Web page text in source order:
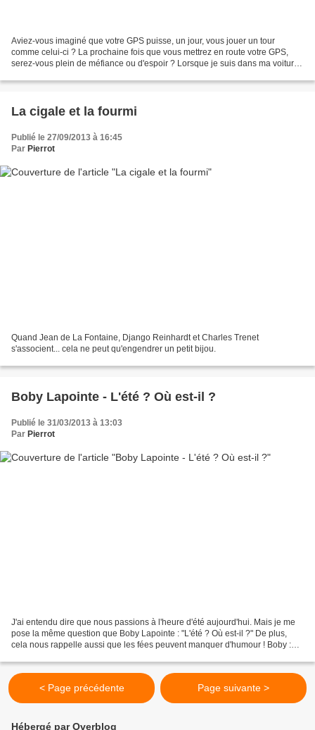
Aviez-vous imaginé que votre GPS puisse, un jour, vous jouer un tour
comme celui-ci ? La prochaine fois que vous mettrez en route votre GPS,
serez-vous plein de méfiance ou d'espoir ? Lorsque je suis dans ma voiture
La cigale et la fourmi
Publié le 27/09/2013 à 16:45
Par Pierrot
Quand Jean de La Fontaine, Django Reinhardt et Charles Trenet
s'associent... cela ne peut qu'engendrer un petit bijou.
Boby Lapointe - L'été ? Où est-il ?
Publié le 31/03/2013 à 13:03
Par Pierrot
J'ai entendu dire que nous passions à l'heure d'été aujourd'hui. Mais je me
pose la même question que Boby Lapointe : "L'été ? Où est-il ?" De plus,
cela nous rappelle aussi que les fées peuvent manquer d'humour ! Boby :
< Page précédente Page suivante >
Hébergé par Overblog